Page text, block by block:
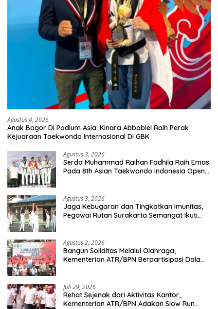
Agustus 4, 2026
Anak Bogor Di Podium Asia: Kinara Abbabiel Raih Perak
Kejuaraan Taekwondo Internasional Di GBK
Agustus 3, 2026
Serda Muhammad Raihan Fadhila Raih Emas
Pada 8th Asian Taekwondo Indonesia Open
Agustus 3, 2026
Jaga Kebugaran dan Tingkatkan Imunitas,
Pegawai Rutan Surakarta Semangat Ikuti
Agustus 2, 2026
Bangun Soliditas Melalui Olahraga,
Kementerian ATR/BPN Berpartisipasi Dalam
Juli 29, 2026
Rehat Sejenak dari Aktivitas Kantor,
Kementerian ATR/BPN Adakan Slow Run